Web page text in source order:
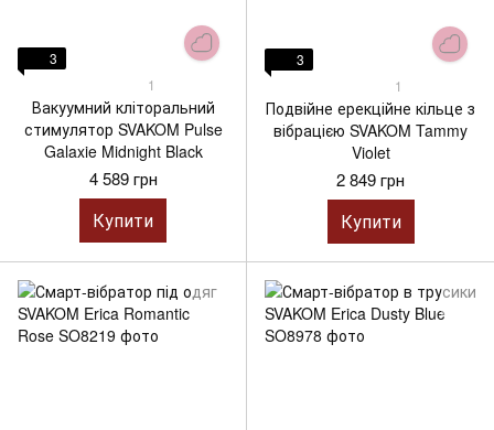
3
1
Вакуумний кліторальний
стимулятор SVAKOM Pulse
Galaxie Midnight Black
4 589 грн
Купити
3
1
Подвійне ерекційне кільце з
вібрацією SVAKOM Tammy
Violet
2 849 грн
Купити